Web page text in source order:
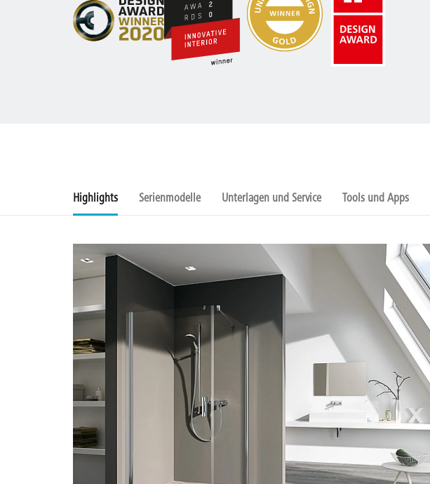
Highlights Serienmodelle Unterlagen und Service Tools und Apps